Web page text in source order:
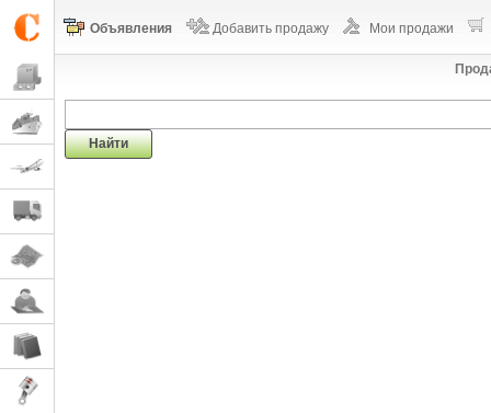
Объявления Добавить продажу Мои продажи